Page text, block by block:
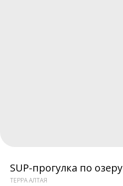
SUP-прогулка по озеру
ТЕРРА АЛТАЯ